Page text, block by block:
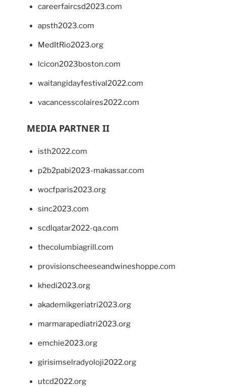
careerfaircsd2023.com
apsth2023.com
MedItRio2023.org
lcicon2023boston.com
waitangidayfestival2022.com
vacancesscolaires2022.com
MEDIA PARTNER II
isth2022.com
p2b2pabi2023-makassar.com
wocfparis2023.org
sinc2023.com
scdlqatar2022-qa.com
thecolumbiagrill.com
provisionscheeseandwineshoppe.com
khedi2023.org
akademikgeriatri2023.org
marmarapediatri2023.org
emchie2023.org
girisimselradyoloji2022.org
utcd2022.org